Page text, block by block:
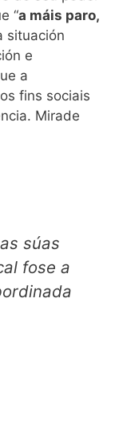
“a máis paro,
situación
e
a
fins sociais
Mirade
súas
fose a